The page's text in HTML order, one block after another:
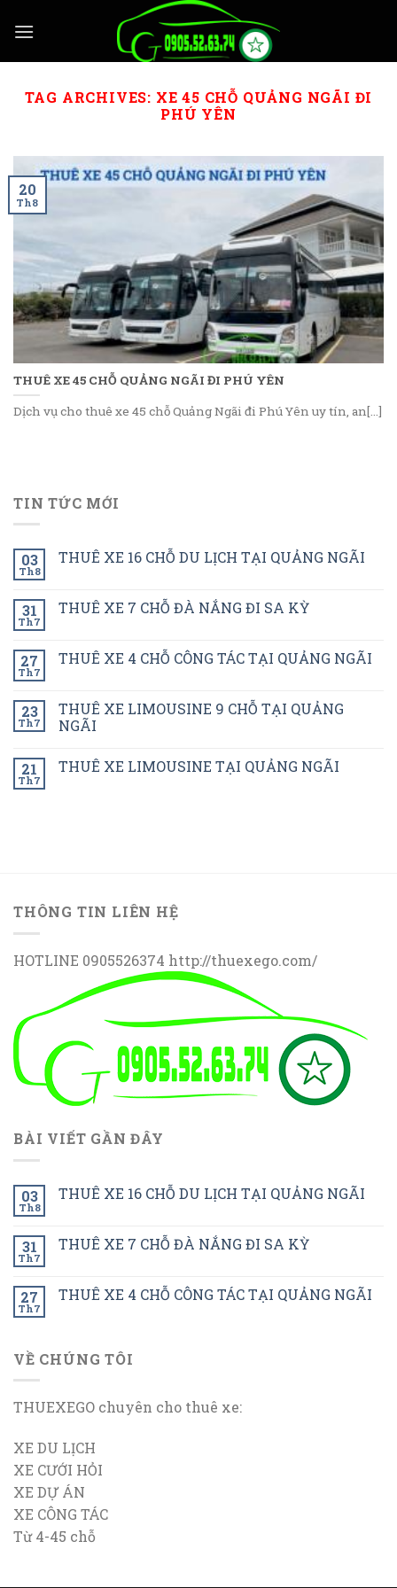
TAG ARCHIVES: XE 45 CHỖ QUẢNG NGÃI ĐI
PHÚ YÊN
THUÊ XE 45 CHỖ QUẢNG NGÃI ĐI PHÚ YÊN
Dịch vụ cho thuê xe 45 chỗ Quảng Ngãi đi Phú Yên uy tín, an[...]
20
Th8
TIN TỨC MỚI
03
Th8
THUÊ XE 16 CHỖ DU LỊCH TẠI QUẢNG NGÃI
31
Th7
THUÊ XE 7 CHỖ ĐÀ NẮNG ĐI SA KỲ
27
Th7
THUÊ XE 4 CHỖ CÔNG TÁC TẠI QUẢNG NGÃI
23
Th7
THUÊ XE LIMOUSINE 9 CHỖ TẠI QUẢNG
NGÃI
21
Th7
THUÊ XE LIMOUSINE TẠI QUẢNG NGÃI
THÔNG TIN LIÊN HỆ
HOTLINE 0905526374 http://thuexego.com/
BÀI VIẾT GẦN ĐÂY
03
Th8
THUÊ XE 16 CHỖ DU LỊCH TẠI QUẢNG NGÃI
31
Th7
THUÊ XE 7 CHỖ ĐÀ NẮNG ĐI SA KỲ
27
Th7
THUÊ XE 4 CHỖ CÔNG TÁC TẠI QUẢNG NGÃI
VỀ CHÚNG TÔI
THUEXEGO chuyên cho thuê xe:
XE DU LỊCH
XE CƯỚI HỎI
XE DỰ ÁN
XE CÔNG TÁC
Từ 4-45 chỗ